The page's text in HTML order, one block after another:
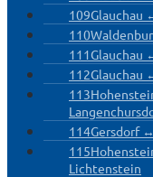
109Glauchau
110
111Glauchau
112Glauchau
113
114Gersdorf
115
Lichtenstein